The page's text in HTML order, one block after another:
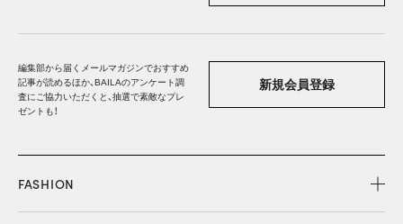
編集部から届くメールマガジンでおすすめ
記事が読めるほか、BAILAのアンケート調
査にご協力いただくと、抽選で素敵なプレ
ゼントも！
新規会員登録
FASHION